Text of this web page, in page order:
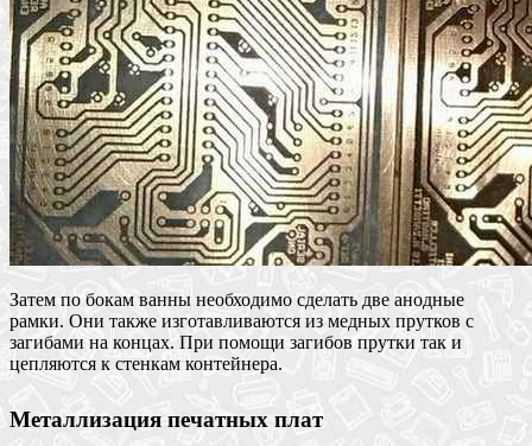
Затем по бокам ванны необходимо сделать две анодные
рамки. Они также изготавливаются из медных прутков с
загибами на концах. При помощи загибов прутки так и
цепляются к стенкам контейнера.
Металлизация печатных плат